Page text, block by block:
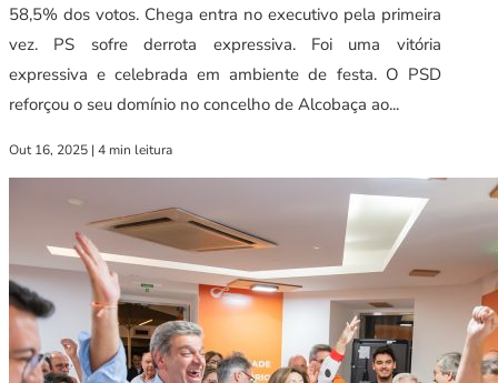
58,5% dos votos. Chega entra no executivo pela primeira
vez. PS sofre derrota expressiva. Foi uma vitória
expressiva e celebrada em ambiente de festa. O PSD
reforçou o seu domínio no concelho de Alcobaça ao...
Out 16, 2025 | 4 min leitura